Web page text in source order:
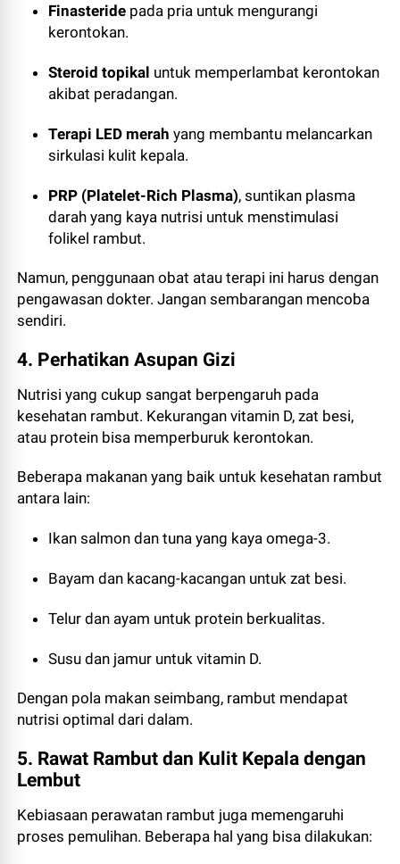
Finasteride pada pria untuk mengurangi
kerontokan.
Steroid topikal untuk memperlambat kerontokan
akibat peradangan.
Terapi LED merah yang membantu melancarkan
sirkulasi kulit kepala.
PRP (Platelet-Rich Plasma), suntikan plasma
darah yang kaya nutrisi untuk menstimulasi
folikel rambut.
Namun, penggunaan obat atau terapi ini harus dengan
pengawasan dokter. Jangan sembarangan mencoba
sendiri.
4. Perhatikan Asupan Gizi
Nutrisi yang cukup sangat berpengaruh pada
kesehatan rambut. Kekurangan vitamin D, zat besi,
atau protein bisa memperburuk kerontokan.
Beberapa makanan yang baik untuk kesehatan rambut
antara lain:
Ikan salmon dan tuna yang kaya omega-3.
Bayam dan kacang-kacangan untuk zat besi.
Telur dan ayam untuk protein berkualitas.
Susu dan jamur untuk vitamin D.
Dengan pola makan seimbang, rambut mendapat
nutrisi optimal dari dalam.
5. Rawat Rambut dan Kulit Kepala dengan
Lembut
Kebiasaan perawatan rambut juga memengaruhi
proses pemulihan. Beberapa hal yang bisa dilakukan: